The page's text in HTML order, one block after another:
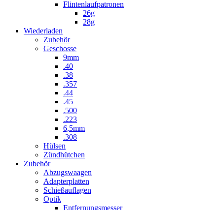
Flintenlaufpatronen
26g
28g
Wiederladen
Zubehör
Geschosse
9mm
.40
.38
.357
.44
.45
.500
.223
6,5mm
.308
Hülsen
Zündhütchen
Zubehör
Abzugswaagen
Adapterplatten
Schießauflagen
Optik
Entfernungsmesser